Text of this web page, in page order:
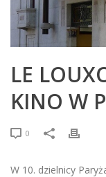
LE
KINO W
0
W 10. dzielnicy